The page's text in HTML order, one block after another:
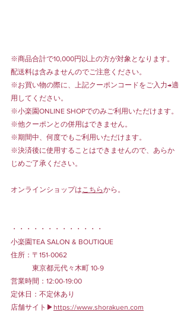
※商品合計で10,000円以上の方が対象となります。
配送料は含みませんのでご注意ください。
※お買い物の際に、上記クーポンコードをご入力→適
用してください。
※小楽園ONLINE SHOPでのみご利用いただけます。
※他クーポンとの併用はできません。
※期間中、何度でもご利用いただけます。
※決済後に使用することはできませんので、あらか
じめご了承ください。
オンラインショップは こちらから。
・・・・・・・・・・・・・
小楽園TEA SALON & BOUTIQUE
住所：〒151-0062
東京都元代々木町 10-9
営業時間：12:00-19:00
定休日：不定休あり
店舗サイト▶︎ https://www.shorakuen.com